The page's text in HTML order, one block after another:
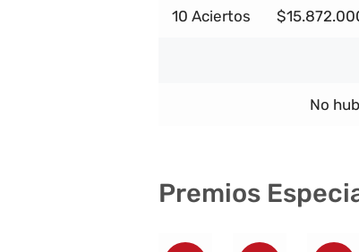
10 Aciertos
No
Premios